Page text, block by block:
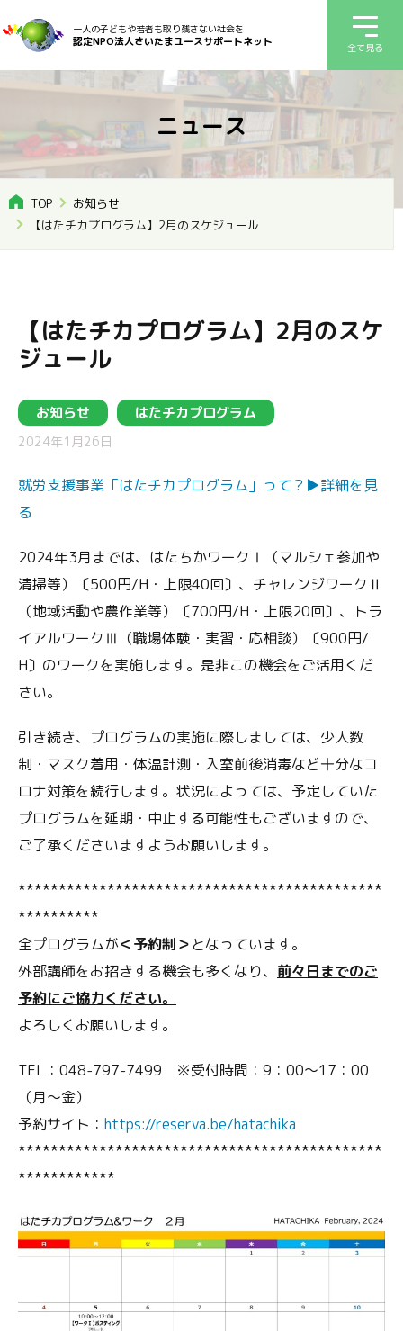
一人の子どもや若者も取り残さない社会を
認定NPO法人さいたまユースサポートネット 全て見る
ニュース
TOP
お知らせ
【はたチカプログラム】2月のスケジュール
【はたチカプログラム】2月のスケ
ジュール
お知らせ はたチカプログラム
2024年1月26日
就労支援事業「はたチカプログラム」って？▶︎詳細を見
る
2024年3月までは、はたちかワークⅠ（マルシェ参加や
清掃等）〔500円/H・上限40回〕、チャレンジワークⅡ
（地域活動や農作業等）〔700円/H・上限20回〕、トラ
イアルワークⅢ（職場体験・実習・応相談）〔900円/
H〕のワークを実施します。是非この機会をご活用くだ
さい。
引き続き、プログラムの実施に際しましては、少人数
制・マスク着用・体温計測・入室前後消毒など十分なコ
ロナ対策を続行します。状況によっては、予定していた
プログラムを延期・中止する可能性もございますので、
ご了承くださいますようお願いします。
*********************************************
**********
全プログラムが＜予約制＞となっています。
外部講師をお招きする機会も多くなり、 前々日までのご
予約にご協力ください。
よろしくお願いします。
TEL：048-797-7499 ※受付時間：9：00～17：00
（月～金）
予約サイト： https://reserva.be/hatachika
*********************************************
************